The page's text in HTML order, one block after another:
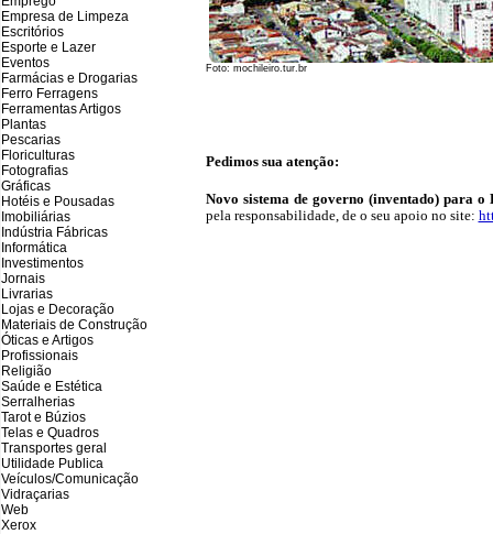
Empresa de Limpeza
Escritórios
Esporte e Lazer
Eventos
Farmácias e Drogarias
Ferro Ferragens
Ferramentas Artigos
Plantas
Pescarias
Floriculturas
Fotografias
Gráficas
Hotéis e Pousadas
Imobiliárias
Indústria Fábricas
Informática
Investimentos
Jornais
Livrarias
Lojas e Decoração
Materiais de Construção
Óticas e Artigos
Profissionais
Religião
Saúde e Estética
Serralherias
Tarot e Búzios
Telas e Quadros
Transportes geral
Utilidade Publica
Veículos/Comunicação
Vidraçarias
Web
Xerox
Foto: mochileiro.tur.br
Pedimos sua atenção:
Novo sistema de governo (inventado) para
pela responsabilidade, de o seu apoio no site: